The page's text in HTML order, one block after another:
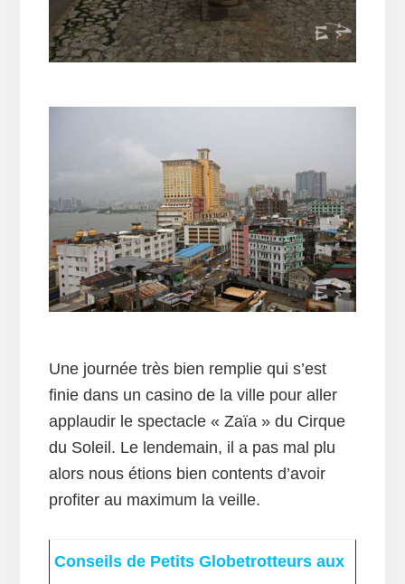
Une journée très bien remplie qui s’est
finie dans un casino de la ville pour aller
applaudir le spectacle « Zaïa » du Cirque
du Soleil. Le lendemain, il a pas mal plu
alors nous étions bien contents d’avoir
profiter au maximum la veille.
Conseils de Petits Globetrotteurs aux